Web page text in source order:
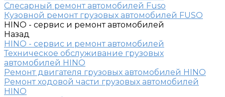
Слесарный ремонт автомобилей Fuso
Кузовной ремонт грузовых автомобилей FUSO
HINO - сервис и ремонт автомобилей
Назад
HINO - сервис и ремонт автомобилей
Техническое обслуживание грузовых
автомобилей HINO
Ремонт двигателя грузовых автомобилей HINO
Ремонт ходовой части грузовых автомобилей
HINO